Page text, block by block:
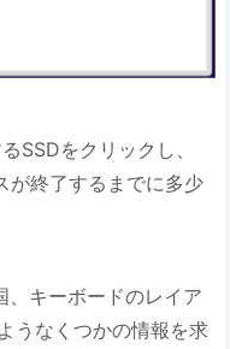
SSDをクリックし、
が終了するまでに多少
キーボードのレイア
うなくつかの情報を求